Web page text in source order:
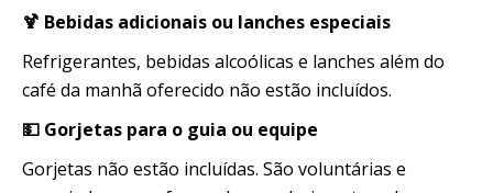
🍹 Bebidas adicionais ou lanches especiais
Refrigerantes, bebidas alcoólicas e lanches além do
café da manhã oferecido não estão incluídos.
💵 Gorjetas para o guia ou equipe
Gorjetas não estão incluídas. São voluntárias e